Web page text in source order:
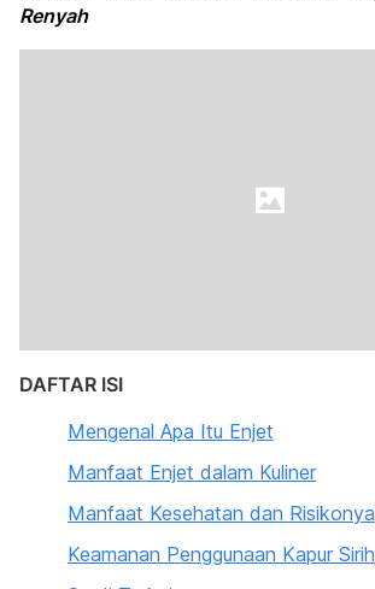
Renyah
DAFTAR ISI
Mengenal Apa Itu Enjet
Manfaat Enjet dalam Kuliner
Manfaat Kesehatan dan Risikonya
Keamanan Penggunaan Kapur Sirih